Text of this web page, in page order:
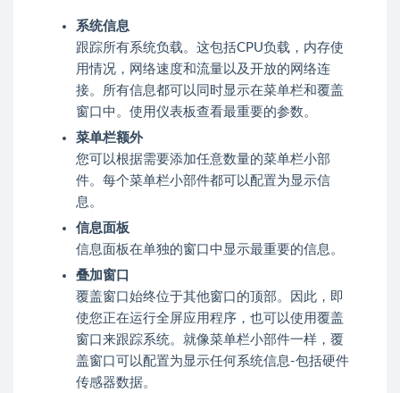
系统信息
跟踪所有系统负载。这包括CPU负载，内存使
用情况，网络速度和流量以及开放的网络连
接。所有信息都可以同时显示在菜单栏和覆盖
窗口中。使用仪表板查看最重要的参数。
菜单栏额外
您可以根据需要添加任意数量的菜单栏小部
件。每个菜单栏小部件都可以配置为显示信
息。
信息面板
信息面板在单独的窗口中显示最重要的信息。
叠加窗口
覆盖窗口始终位于其他窗口的顶部。因此，即
使您正在运行全屏应用程序，也可以使用覆盖
窗口来跟踪系统。就像菜单栏小部件一样，覆
盖窗口可以配置为显示任何系统信息-包括硬件
传感器数据。